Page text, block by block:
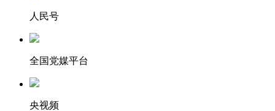
人民号
全国党媒平台
央视频